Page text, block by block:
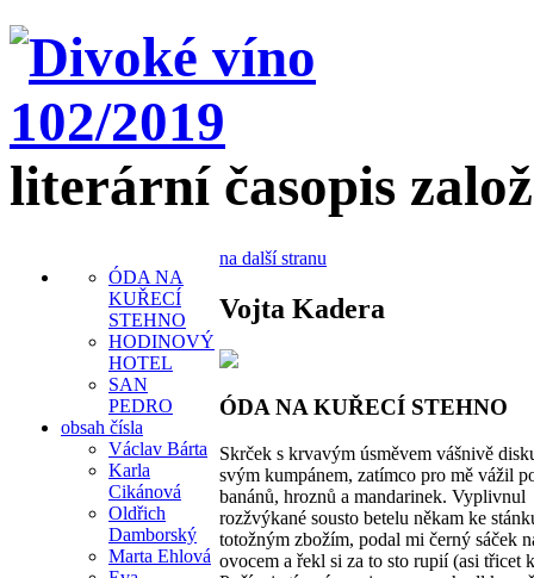
literární časopis
ÓDA NA
KUŘECÍ
STEHNO
HODINOVÝ
HOTEL
SAN
PEDRO
obsah čísla
Václav Bárta
Karla
Cikánová
Oldřich
Damborský
Marta Ehlová
na další stranu
Vojta Kadera
ÓDA NA KUŘECÍ STEHNO
Skrček s krvavým úsměvem vášnivě
svým kumpánem, zatímco pro mě vážil
banánů, hroznů a mandarinek. Vyplivnul
rozžvýkané sousto betelu někam ke
totožným zbožím, podal mi černý sáček
ovocem a řekl si za to sto rupií (asi třicet